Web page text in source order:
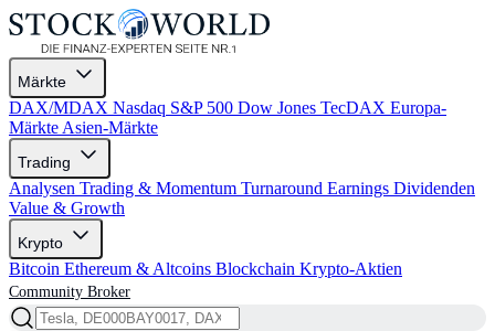
Märkte
DAX/MDAX Nasdaq S&P 500 Dow Jones TecDAX Europa-
Märkte Asien-Märkte
Trading
Analysen Trading & Momentum Turnaround Earnings Dividenden
Value & Growth
Krypto
Bitcoin Ethereum & Altcoins Blockchain Krypto-Aktien
Community Broker